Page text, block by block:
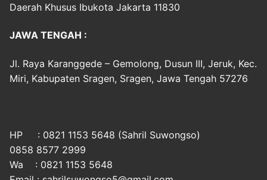
Daerah Khusus Ibukota Jakarta 11830
JAWA TENGAH :
Jl. Raya Karanggede – Gemolong, Dusun III, Jeruk, Kec.
Miri, Kabupaten Sragen, Sragen, Jawa Tengah 57276
HP : 0821 1153 5648 (Sahril Suwongso)
0858 8577 2999
Wa : 0821 1153 5648